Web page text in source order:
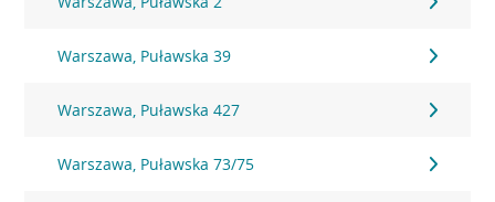
Warszawa, Puławska 39
Warszawa, Puławska 427
Warszawa, Puławska 73/75